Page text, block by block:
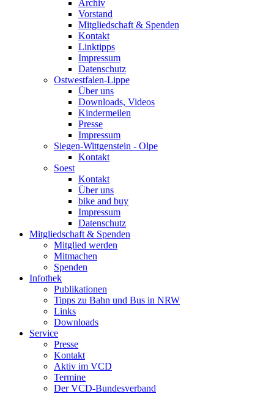
Archiv
Vorstand
Mitgliedschaft & Spenden
Kontakt
Linktipps
Impressum
Datenschutz
Ostwestfalen-Lippe
Über uns
Downloads, Videos
Kindermeilen
Presse
Impressum
Siegen-Wittgenstein - Olpe
Kontakt
Soest
Kontakt
Über uns
bike and buy
Impressum
Datenschutz
Mitgliedschaft & Spenden
Mitglied werden
Mitmachen
Spenden
Infothek
Publikationen
Tipps zu Bahn und Bus in NRW
Links
Downloads
Service
Presse
Kontakt
Aktiv im VCD
Termine
Der VCD-Bundesverband